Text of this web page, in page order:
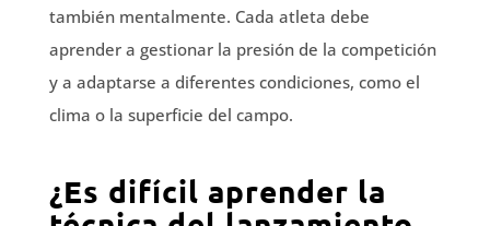
también mentalmente. Cada atleta debe
aprender a gestionar la presión de la competición
y a adaptarse a diferentes condiciones, como el
clima o la superficie del campo.
¿Es difícil aprender la